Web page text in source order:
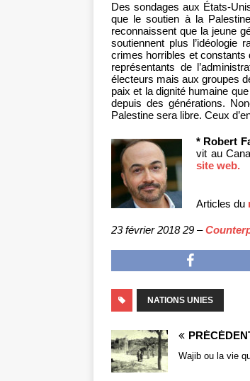
Des sondages aux États-
que le soutien à la
reconnaissent que la jeune
soutiennent plus
crimes horribles et constants
représentants de
électeurs mais aux groupes
paix et la dignité humaine
depuis des générations.
Palestine sera libre. Ceux
* Robert
vit au
site web.
Articles du
23 février 2018 29 –
NATIONS UNIES
Wajib ou la vie